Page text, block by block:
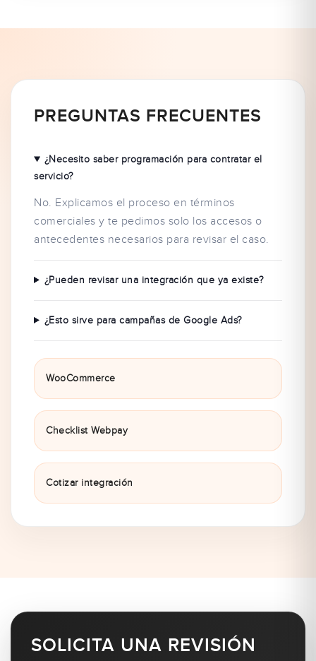
PREGUNTAS FRECUENTES
¿Necesito saber programación para contratar el
servicio?
No. Explicamos el proceso en términos
comerciales y te pedimos solo los accesos o
antecedentes necesarios para revisar el caso.
¿Pueden revisar una integración que ya existe?
¿Esto sirve para campañas de Google Ads?
WooCommerce
Checklist Webpay
Cotizar integración
SOLICITA UNA REVISIÓN